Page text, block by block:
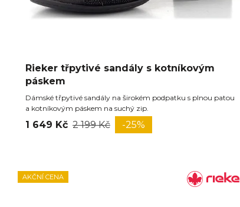
Rieker třpytivé sandály s kotníkovým
páskem
Dámské třpytivé sandály na širokém podpatku s plnou patou
a kotníkovým páskem na suchý zip.
1 649 Kč 2 199 Kč -25%
AKČNÍ CENA